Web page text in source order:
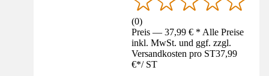
(0)
Preis — 37,99 € * Alle Preise
inkl. MwSt. und ggf. zzgl.
Versandkosten pro ST37,99
€*/ ST